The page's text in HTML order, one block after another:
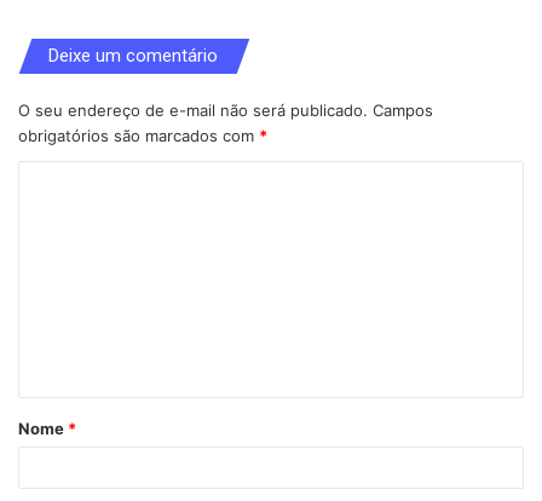
Deixe um comentário
O seu endereço de e-mail não será publicado. Campos
obrigatórios são marcados com *
á
r
Nome *